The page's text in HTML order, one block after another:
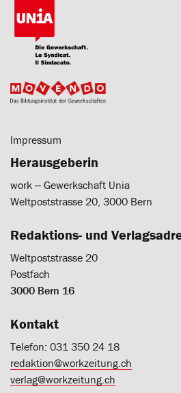
Impressum
Herausgeberin
work ‒ Gewerkschaft Unia
Weltpoststrasse 20, 3000 Bern
Redaktions- und
Weltpoststrasse 20
Postfach
3000 Bern 16
Kontakt
Telefon: 031 350 24 18
redaktion@workzeitung.ch
verlag@workzeitung.ch